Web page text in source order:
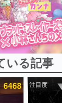
る記事ランキング
いる記事
6468 注目度